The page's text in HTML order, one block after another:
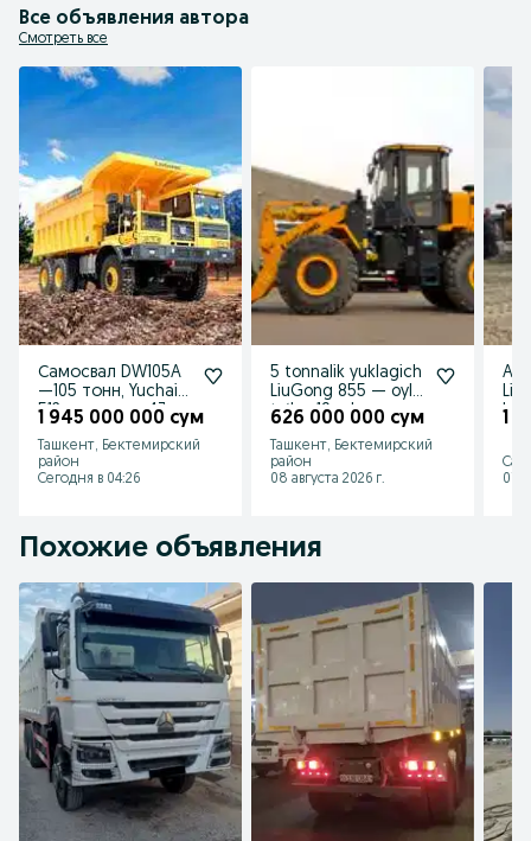
Все объявления автора
Смотреть все
Самосвал DW105A
—105 тонн, Yuchai
512 л.с., кузов 43
м³, Кредит/Лизинг
1 945 000 000 сум
Ташкент, Бектемирский
район
Сегодня в 04:26
5 tonnalik yuklagich
LiuGong 855 — oylik
to‘lov 19 mln
626 000 000 сум
Ташкент, Бектемирский
район
08 августа 2026 г.
1
07
Похожие объявления